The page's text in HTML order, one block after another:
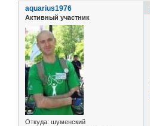
aquarius1976
Активный участник
Откуда: шуменский